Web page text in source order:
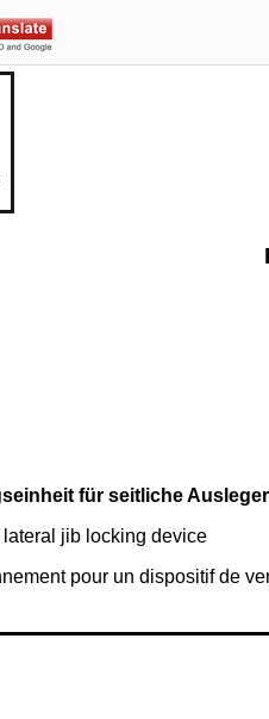
für seitliche
jib locking device
pour un dispositif de